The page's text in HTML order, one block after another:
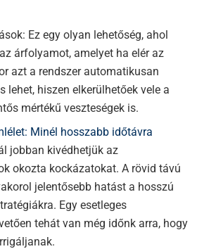
Ez egy olyan lehetőség, ahol
árfolyamot, amelyet ha elér az
azt a rendszer automatikusan
lehet, hiszen elkerülhetőek vele a
mértékű veszteségek is.
Minél hosszabb időtávra
jobban kivédhetjük az
okozta kockázatokat. A rövid távú
jelentősebb hatást a hosszú
Egy esetleges
tehát van még időnk arra, hogy